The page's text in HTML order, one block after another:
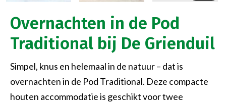
Overnachten in de Pod
Traditional bij De Grienduil
Simpel, knus en helemaal in de natuur – dat is
overnachten in de Pod Traditional. Deze compacte
houten accommodatie is geschikt voor twee